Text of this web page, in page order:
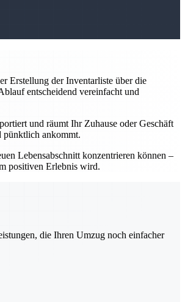
Erstellung der Inventarliste über die
entscheidend vereinfacht und
und räumt Ihr Zuhause oder Geschäft
pünktlich ankommt.
Lebensabschnitt konzentrieren können –
positiven Erlebnis wird.
die Ihren Umzug noch einfacher